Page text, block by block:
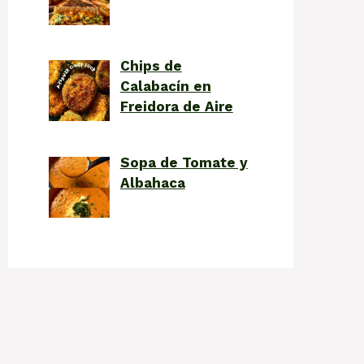
Chips de
Calabacín en
Freidora de Aire
Sopa de Tomate y
Albahaca